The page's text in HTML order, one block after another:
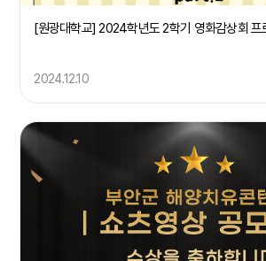
[원광대학교] 2024학년도 2학기 영화감상회 프
2024.12.10